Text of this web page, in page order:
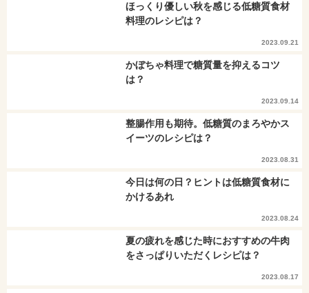
ほっくり優しい秋を感じる低糖質食材
料理のレシピは？
2023.09.21
かぼちゃ料理で糖質量を抑えるコツ
は？
2023.09.14
整腸作用も期待。低糖質のまろやかス
イーツのレシピは？
2023.08.31
今日は何の日？ヒントは低糖質食材に
かけるあれ
2023.08.24
夏の疲れを感じた時におすすめの牛肉
をさっぱりいただくレシピは？
2023.08.17